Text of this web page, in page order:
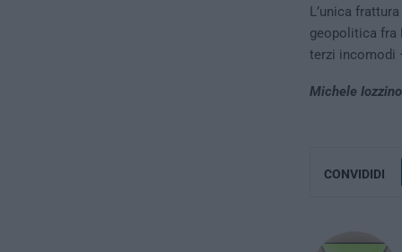
L’unica
geopolitica fra
terzi incomodi
Michele Iozzino
CONVIDIDI